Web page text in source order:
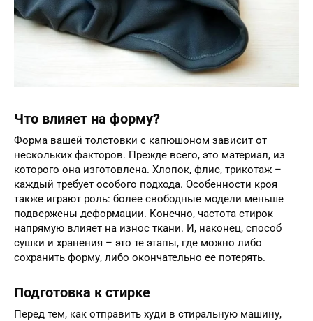
Что влияет на форму?
Форма вашей толстовки с капюшоном зависит от
нескольких факторов. Прежде всего, это материал, из
которого она изготовлена. Хлопок, флис, трикотаж –
каждый требует особого подхода. Особенности кроя
также играют роль: более свободные модели меньше
подвержены деформации. Конечно, частота стирок
напрямую влияет на износ ткани. И, наконец, способ
сушки и хранения – это те этапы, где можно либо
сохранить форму, либо окончательно ее потерять.
Подготовка к стирке
Перед тем, как отправить худи в стиральную машину,